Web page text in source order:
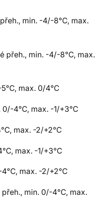
min. -4/-8°C, max.
přeh., min. -4/-8°C, max.
max. 0/4°C
4°C, max. -1/+3°C
max. -2/+2°C
max. -1/+3°C
max. -2/+2°C
min. 0/-4°C, max.